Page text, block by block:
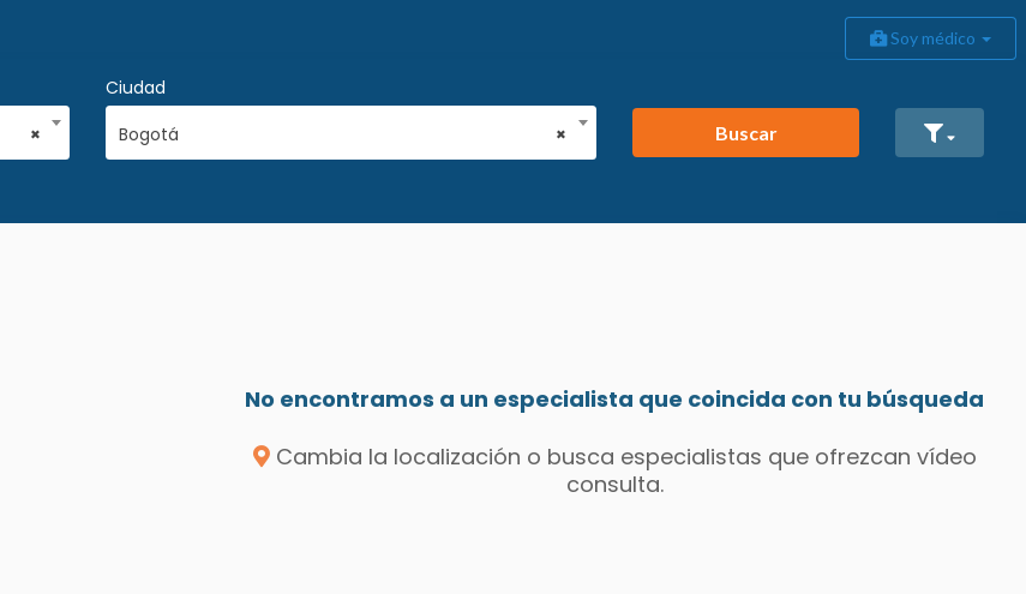
Soy médico
×
Ciudad
×
Bogotá Buscar
No encontramos a un especialista que coincida con tu búsqueda
Cambia la localización o busca especialistas que ofrezcan vídeo
consulta.